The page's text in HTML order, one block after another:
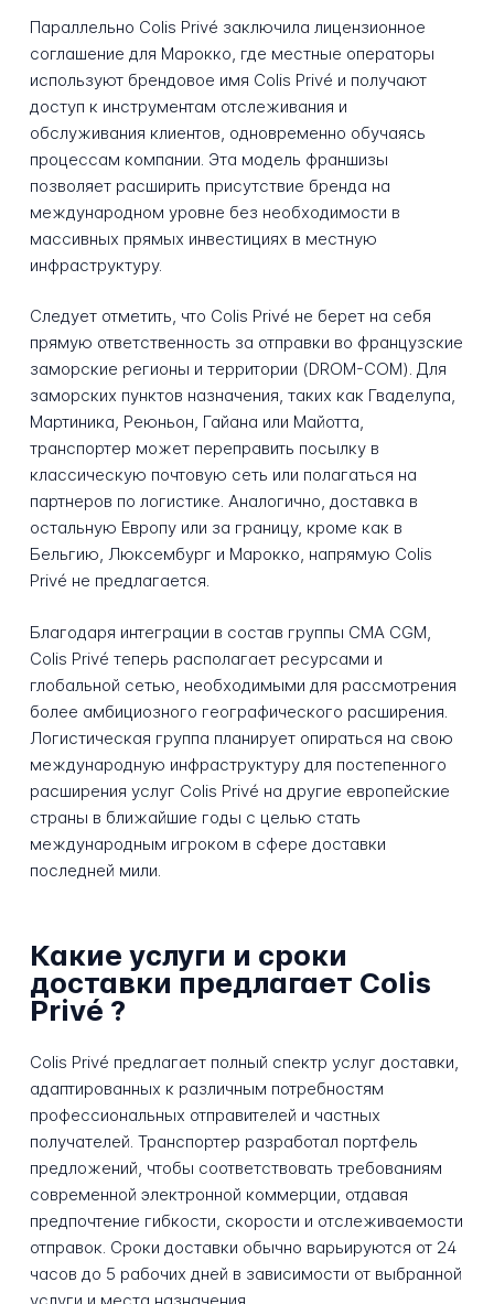
Параллельно Colis Privé заключила лицензионное
соглашение для Марокко, где местные операторы
используют брендовое имя Colis Privé и получают
доступ к инструментам отслеживания и
обслуживания клиентов, одновременно обучаясь
процессам компании. Эта модель франшизы
позволяет расширить присутствие бренда на
международном уровне без необходимости в
массивных прямых инвестициях в местную
инфраструктуру.
Следует отметить, что Colis Privé не берет на себя
прямую ответственность за отправки во французские
заморские регионы и территории (DROM-COM). Для
заморских пунктов назначения, таких как Гваделупа,
Мартиника, Реюньон, Гайана или Майотта,
транспортер может переправить посылку в
классическую почтовую сеть или полагаться на
партнеров по логистике. Аналогично, доставка в
остальную Европу или за границу, кроме как в
Бельгию, Люксембург и Марокко, напрямую Colis
Privé не предлагается.
Благодаря интеграции в состав группы CMA CGM,
Colis Privé теперь располагает ресурсами и
глобальной сетью, необходимыми для рассмотрения
более амбициозного географического расширения.
Логистическая группа планирует опираться на свою
международную инфраструктуру для постепенного
расширения услуг Colis Privé на другие европейские
страны в ближайшие годы с целью стать
международным игроком в сфере доставки
последней мили.
Какие услуги и сроки
доставки предлагает Colis
Privé ?
Colis Privé предлагает полный спектр услуг доставки,
адаптированных к различным потребностям
профессиональных отправителей и частных
получателей. Транспортер разработал портфель
предложений, чтобы соответствовать требованиям
современной электронной коммерции, отдавая
предпочтение гибкости, скорости и отслеживаемости
отправок. Сроки доставки обычно варьируются от 24
часов до 5 рабочих дней в зависимости от выбранной